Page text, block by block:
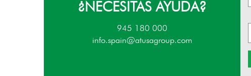
¿NECESITAS AYUDA?
945 180 000
info.spain@atusagroup.com